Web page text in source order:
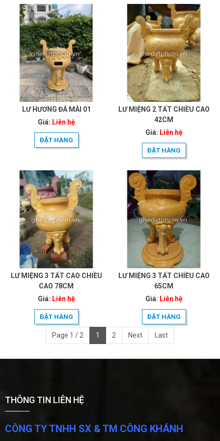
LƯ HƯƠNG ĐÁ MÀI 01
Giá: Liên hệ
ĐẶT HÀNG
LƯ MIỆNG 2 TẤT CHIỀU CAO
42CM
Giá: Liên hệ
ĐẶT HÀNG
LƯ MIỆNG 3 TẤT CAO CHIỀU
CAO 78CM
Giá: Liên hệ
ĐẶT HÀNG
LƯ MIỆNG 3 TẤT CHIỀU CAO
65CM
Giá: Liên hệ
ĐẶT HÀNG
Page 1 / 2 1 2 Next Last
THÔNG TIN LIÊN HỆ
CÔNG TY TNHH SX & TM CÔNG KHÁNH